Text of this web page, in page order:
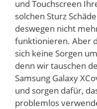
und Touchscreen
solchen Sturz
deswegen nicht
funktionieren. Aber
sich keine Sorgen
denn wir tauschen
Samsung Galaxy
und sorgen dafür,
problemlos